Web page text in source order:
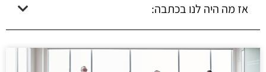
אז מה היה לנו בכתבה: